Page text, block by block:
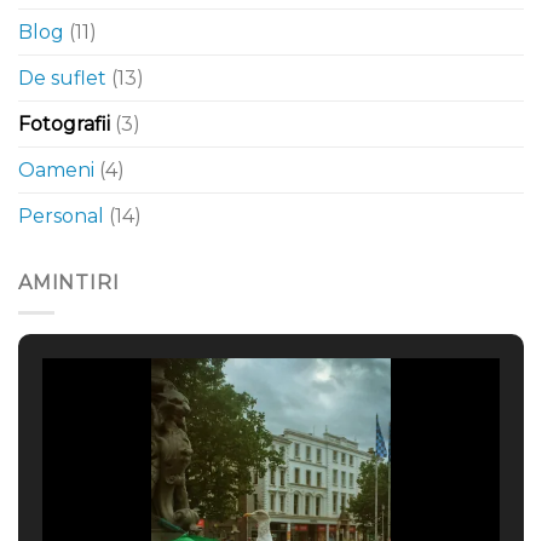
Blog (11)
De suflet (13)
Fotografii (3)
Oameni (4)
Personal
(14)
AMINTIRI